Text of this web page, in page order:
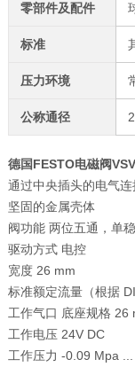
零部件及配件
标准
压力环境
公称通径
德国FESTO电磁阀
通过中央插头的电气连
坚固的金属壳体
阀功能 两位五通，单
驱动方式 电控
宽度 26 mm
标准额定流量（根据
工作气口 底座规格 26
工作电压 24V DC
工作压力 -0.09 Mpa